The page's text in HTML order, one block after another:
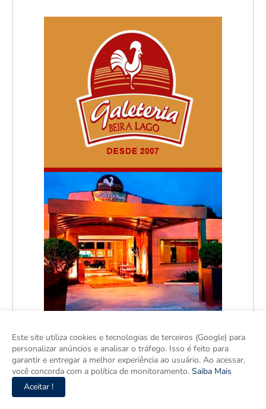
Este site utiliza cookies e tecnologias de terceiros (Google) para
personalizar anúncios e analisar o tráfego. Isso é feito para
garantir e entregar a melhor experiência ao usuário. Ao acessar,
você concorda com a política de monitoramento. Saiba Mais
Aceitar !